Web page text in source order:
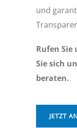
und
Rufen Sie
Sie sich
beraten.
JETZT